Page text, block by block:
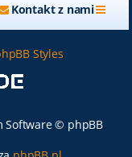
Kontakt z nami
Styles
Software © phpBB